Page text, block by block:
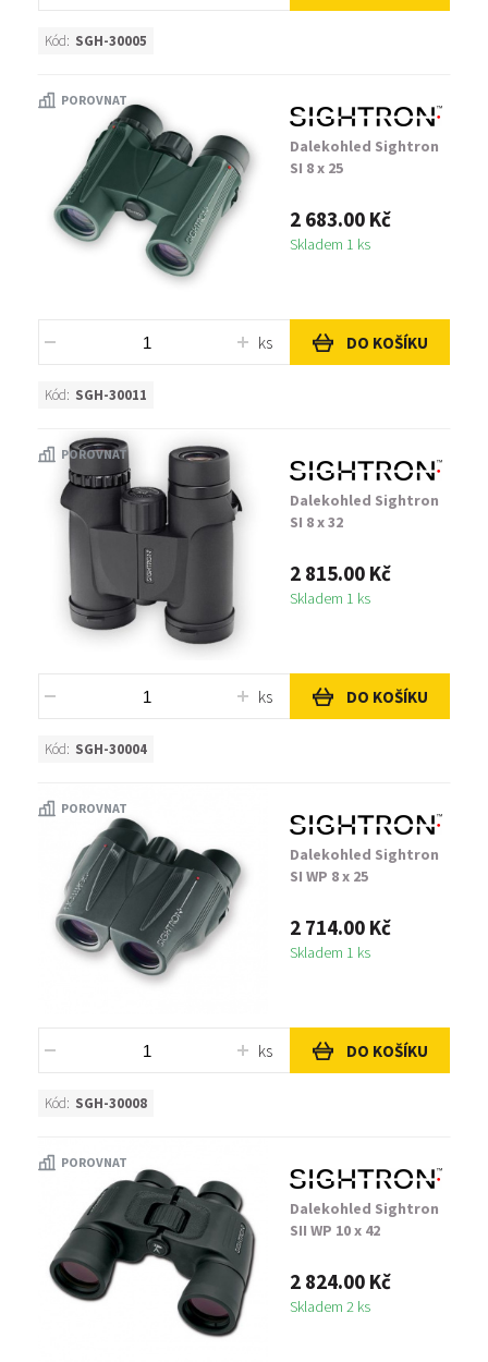
Kód: SGH-30005
POROVNAT
Dalekohled Sightron
SI 8 x 25
2 683.00 Kč
Skladem 1 ks
ks DO KOŠÍKU
Kód: SGH-30011
POROVNAT
Dalekohled Sightron
SI 8 x 32
2 815.00 Kč
Skladem 1 ks
ks DO KOŠÍKU
Kód: SGH-30004
POROVNAT
Dalekohled Sightron
SI WP 8 x 25
2 714.00 Kč
Skladem 1 ks
ks DO KOŠÍKU
Kód: SGH-30008
POROVNAT
Dalekohled Sightron
SII WP 10 x 42
2 824.00 Kč
Skladem 2 ks